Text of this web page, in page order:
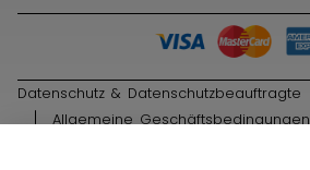
Datenschutz & Datenschutzbeauftragte
Allgemeine Geschäftsbedingungen